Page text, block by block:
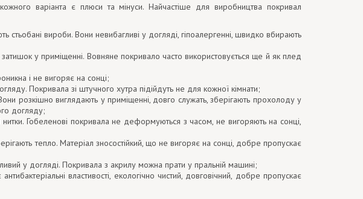
варіанта є плюси та мінуси. Найчастіше для виробництва покривал
стьобані вироби. Вони невибагливі у догляді, гіпоалергенні, швидко вбирають
у приміщенні. Вовняне покривало часто використовується ще й як плед
і не вигоряє на сонці;
Покривала зі штучного хутра підійдуть не для кожної кімнати;
розкішно виглядають у приміщенні, довго служать, зберігають прохолоду у
догляду;
нитки. Гобеленові покривала не деформуються з часом, не вигоряють на сонці,
тепло. Матеріал зносостійкий, що не вигоряє на сонці, добре пропускає
у догляді. Покривала з акрилу можна прати у пральній машині;
властивості, екологічно чистий, довговічний, добре пропускає